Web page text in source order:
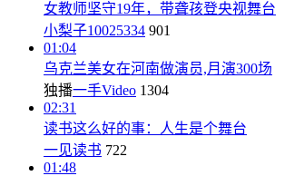
女教师坚守19年，带聋孩登央视舞台
小梨子10025334 901
01:04
乌克兰美女在河南做演员,月演300场
独播一手Video 1304
02:31
读书这么好的事：人生是个舞台
一见读书 722
01:48